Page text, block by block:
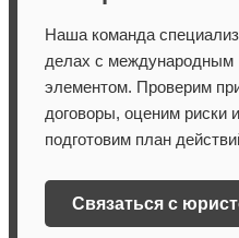
Наша команда
делах с международным
элементом. Проверим
договоры, оценим риски и
подготовим план
Связаться с